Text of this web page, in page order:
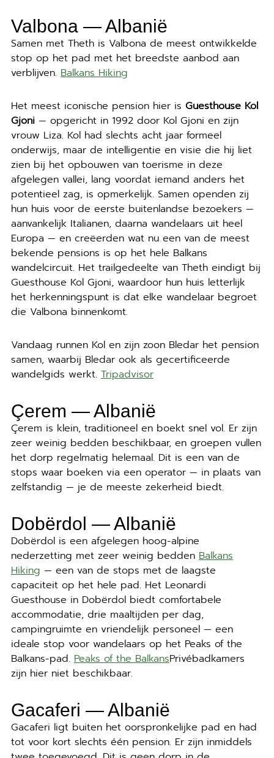
Valbona — Albanië
Samen met Theth is Valbona de meest ontwikkelde
stop op het pad met het breedste aanbod aan
verblijven. Balkans Hiking
Het meest iconische pension hier is Guesthouse Kol
Gjoni— opgericht in 1992 door Kol Gjoni en zijn
vrouw Liza. Kol had slechts acht jaar formeel
onderwijs, maar de intelligentie en visie die hij liet
zien bij het opbouwen van toerisme in deze
afgelegen vallei, lang voordat iemand anders het
potentieel zag, is opmerkelijk. Samen openden zij
hun huis voor de eerste buitenlandse bezoekers —
aanvankelijk Italianen, daarna wandelaars uit heel
Europa — en creëerden wat nu een van de meest
bekende pensions is op het hele Balkans
wandelcircuit. Het trailgedeelte van Theth eindigt bij
Guesthouse Kol Gjoni, waardoor hun huis letterlijk
het herkenningspunt is dat elke wandelaar begroet
die Valbona binnenkomt.
Vandaag runnen Kol en zijn zoon Bledar het pension
samen, waarbij Bledar ook als gecertificeerde
wandelgids werkt. Tripadvisor
Çerem — Albanië
Çerem is klein, traditioneel en boekt snel vol. Er zijn
zeer weinig bedden beschikbaar, en groepen vullen
het dorp regelmatig helemaal. Dit is een van de
stops waar boeken via een operator — in plaats van
zelfstandig — je de meeste zekerheid biedt.
Dobërdol — Albanië
Dobërdol is een afgelegen hoog-alpine
nederzetting met zeer weinig bedden Balkans
Hiking — een van de stops met de laagste
capaciteit op het hele pad. Het Leonardi
Guesthouse in Dobërdol biedt comfortabele
accommodatie, drie maaltijden per dag,
campingruimte en vriendelijk personeel — een
ideale stop voor wandelaars op het Peaks of the
Balkans-pad. Peaks of the BalkansPrivébadkamers
zijn hier niet beschikbaar.
Gacaferi — Albanië
Gacaferi ligt buiten het oorspronkelijke pad en had
tot voor kort slechts één pension. Er zijn inmiddels